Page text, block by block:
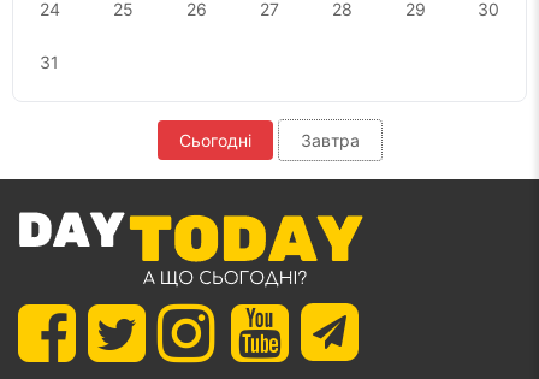
24 25 26 27 28 29 30
31
Сьогодні Завтра